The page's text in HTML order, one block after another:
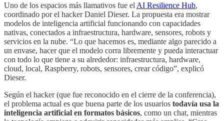
Uno de los espacios más llamativos fue el AI Resilience Hub,
coordinado por el hacker Daniel Dieser. La propuesta era mostrar
modelos de inteligencia artificial funcionando con capacidades
nativas, conectados a infraestructura, hardware, sensores, robots y
servicios en la nube. “Lo que hacemos es, mediante algo parecido a
un envase, hacer que el modelo corra libremente y pueda interactuar
con todo lo que tiene a su alrededor: infraestructura, hardware,
cloud, local, Raspberry, robots, sensores, crear código”, explicó
Dieser.
Según el hacker (que fue reconocido en el cierre de la conferencia),
el problema actual es que buena parte de los usuarios todavía usa la
inteligencia artificial en formatos básicos, como un chat, mientras